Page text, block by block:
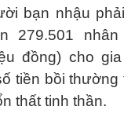
bạn nhậu
279.501
đồng) cho
tiền bồi
thất tinh thần.